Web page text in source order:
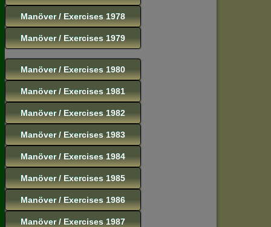
Manöver / Exercises 1978
Manöver / Exercises 1979
Manöver / Exercises 1980
Manöver / Exercises 1981
Manöver / Exercises 1982
Manöver / Exercises 1983
Manöver / Exercises 1984
Manöver / Exercises 1985
Manöver / Exercises 1986
Manöver / Exercises 1987